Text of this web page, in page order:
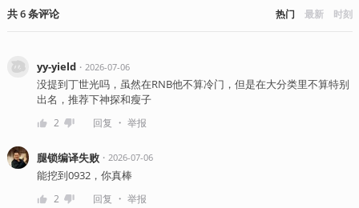
共6条评论 热门 最新 时刻
yy-yield・ 2026-07-06
没提到丁世光吗，虽然在RNB他不算冷门，但是在大分类里不算特别
出名，推荐下神探和瘦子
2 回复 ・ 举报
腿锁编译失败・ 2026-07-06
能挖到0932，你真棒
2 回复 ・ 举报